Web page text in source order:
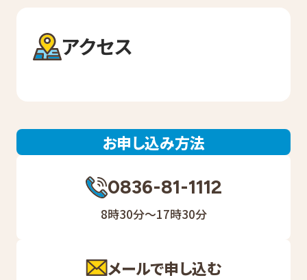
アクセス
お申し込み方法
0836-81-1112
8時30分～17時30分
メールで申し込む